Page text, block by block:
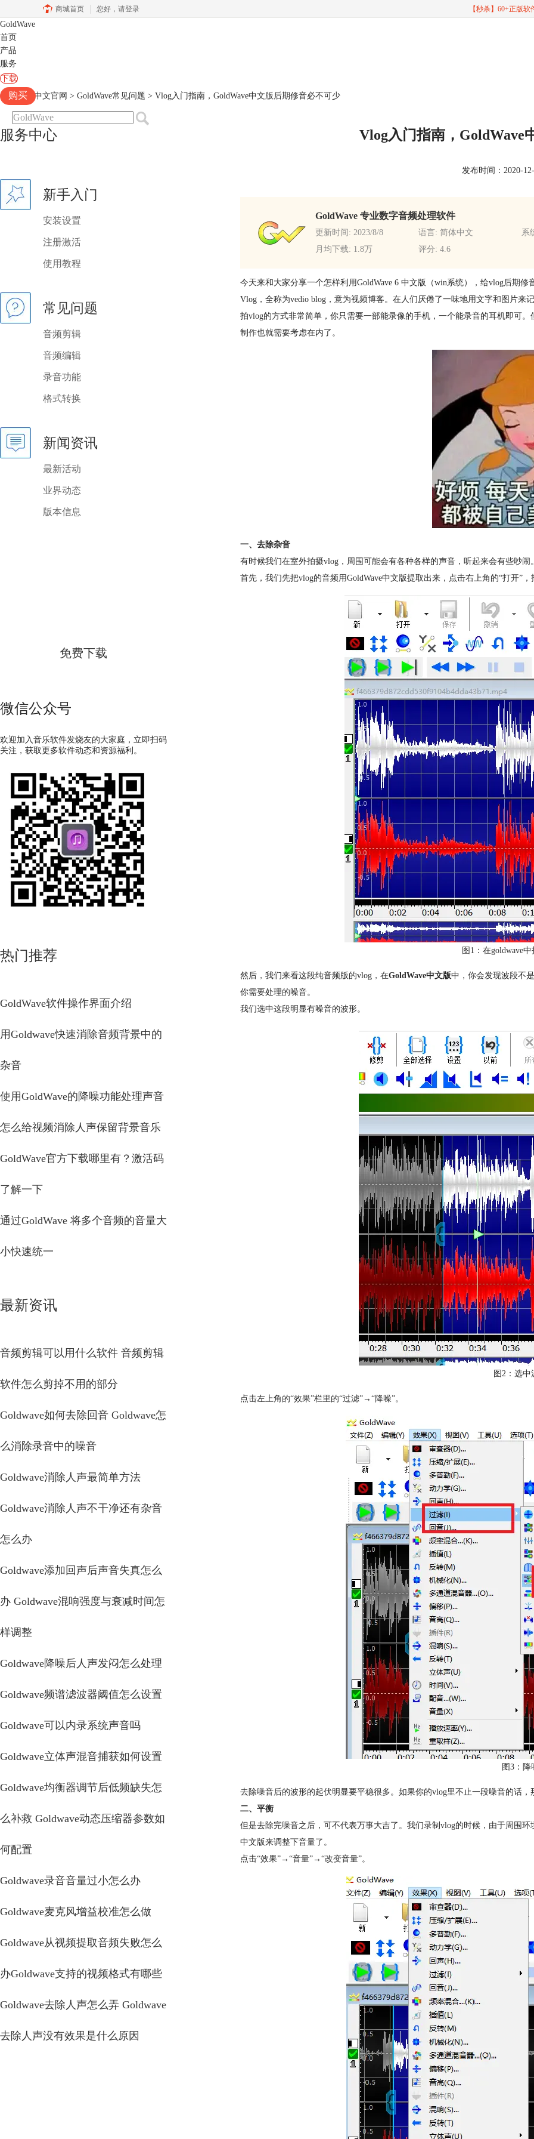
商城首页 您好， 请登录 【秒杀】60+正版
GoldWave
首页
产品
服务
下载
购买
Goldwave中文官网 > GoldWave常见问题 > Vlog入门指南，GoldWave中文版后期修音必不可少
服务中心
新手入门
安装设置
注册激活
使用教程
常见问题
音频剪辑
音频编辑
录音功能
格式转换
新闻资讯
最新活动
业界动态
版本信息
免费下载
微信公众号
欢迎加入音乐软件发烧友的大家庭，立即扫码
关注，获取更多软件动态和资源福利。
热门推荐
GoldWave软件操作界面介绍
用Goldwave快速消除音频背景中的
杂音
使用GoldWave的降噪功能处理声音
怎么给视频消除人声保留背景音乐
GoldWave官方下载哪里有？激活码
了解一下
通过GoldWave 将多个音频的音量大
小快速统一
最新资讯
音频剪辑可以用什么软件 音频剪辑
软件怎么剪掉不用的部分
Goldwave如何去除回音 Goldwave怎
么消除录音中的噪音
Goldwave消除人声最简单方法
Goldwave消除人声不干净还有杂音
怎么办
Goldwave添加回声后声音失真怎么
办 Goldwave混响强度与衰减时间怎
样调整
Goldwave降噪后人声发闷怎么处理
Goldwave频谱滤波器阈值怎么设置
Goldwave可以内录系统声音吗
Goldwave立体声混音捕获如何设置
Goldwave均衡器调节后低频缺失怎
么补救 Goldwave动态压缩器参数如
何配置
Goldwave录音音量过小怎么办
Goldwave麦克风增益校准怎么做
Goldwave从视频提取音频失败怎么
办Goldwave支持的视频格式有哪些
Goldwave去除人声怎么弄 Goldwave
去除人声没有效果是什么原因
Vlog入门指南，GoldWave
发布时间：2020-
GoldWave 专业数字音频处理软件
更新时间: 2023/8/8 语言: 简体中文
系
月均下载: 1.8万
评分: 4.6
今天来和大家分享一个怎样利用GoldWave 6 中文版（win系统），给vlog后期修
Vlog，全称为vedio blog，意为视频博客。在人们厌倦了一味地用文字和图片
拍vlog的方式非常简单，你只需要一部能录像的手机，一个能录音的耳机即可
制作也就需要考虑在内了。
一、去除杂音
有时候我们在室外拍摄vlog，周围可能会有各种各样的声音，听起来会有些吵
首先，我们先把vlog的音频用GoldWave中文版提取出来，点击右上角的“打开”
图1：在goldwave
然后，我们来看这段纯音频版的vlog，在GoldWave中文版中，你会发现波段不
你需要处理的噪音。
我们选中这段明显有噪音的波形。
图2：选中
点击左上角的“效果”栏里的“过滤”→“降噪”。
图3：降
去除噪音后的波形的起伏明显要平稳很多。如果你的vlog里不止一段噪音的话
二、平衡
但是去除完噪音之后，可不代表万事大吉了。我们录制vlog的时候，由于周围
中文版来调整下音量了。
点击“效果”→“音量”→“改变音量”。